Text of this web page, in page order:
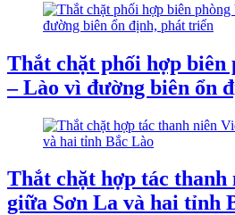
Thắt chặt phối hợp biên
– Lào vì đường biên ổn
Thắt chặt hợp tác thanh
giữa Sơn La và hai tỉnh